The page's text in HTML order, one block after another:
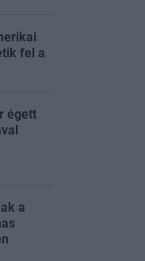
fel a
égett
a